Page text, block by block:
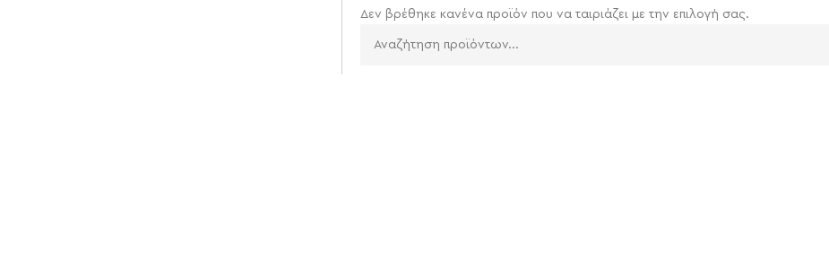
Δεν βρέθηκε κανένα προϊόν που να ταιριάζει με την επιλογή σας.